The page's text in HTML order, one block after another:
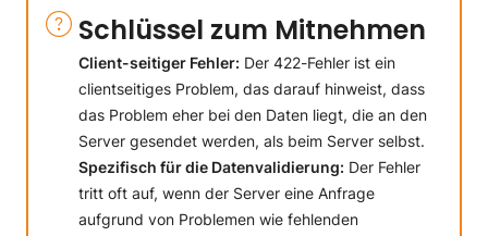
Was ist der Unterschied zwischen 400 und 422
Statuscodes?
Schlussfolgerung
Schlüssel zum Mitnehmen
Client-seitiger Fehler: Der 422-Fehler ist ein
clientseitiges Problem, das darauf hinweist, dass
das Problem eher bei den Daten liegt, die an den
Server gesendet werden, als beim Server selbst.
Spezifisch für die Datenvalidierung: Der Fehler
tritt oft auf, wenn der Server eine Anfrage
aufgrund von Problemen wie fehlenden